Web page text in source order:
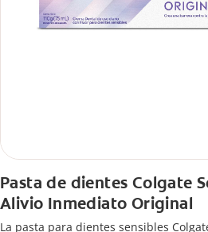
Pasta de dientes Colgate
Alivio Inmediato Original
La pasta para dientes sensibles